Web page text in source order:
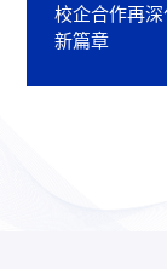
校企合作再
新篇章